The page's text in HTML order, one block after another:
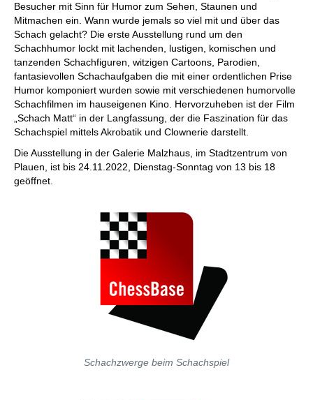
Besucher mit Sinn für Humor zum Sehen, Staunen und
Mitmachen ein. Wann wurde jemals so viel mit und über das
Schach gelacht? Die erste Ausstellung rund um den
Schachhumor lockt mit lachenden, lustigen, komischen und
tanzenden Schachfiguren, witzigen Cartoons, Parodien,
fantasievollen Schachaufgaben die mit einer ordentlichen Prise
Humor komponiert wurden sowie mit verschiedenen humorvolle
Schachfilmen im hauseigenen Kino. Hervorzuheben ist der Film
„Schach Matt“ in der Langfassung, der die Faszination für das
Schachspiel mittels Akrobatik und Clownerie darstellt.
Die Ausstellung in der Galerie Malzhaus, im Stadtzentrum von
Plauen, ist bis 24.11.2022, Dienstag-Sonntag von 13 bis 18
geöffnet.
Schachzwerge beim Schachspiel